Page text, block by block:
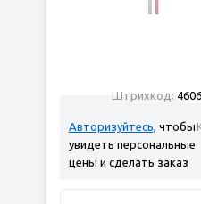
Штрихкод:
Авторизуйтесь, чтобы
увидеть персональные
цены и сделать заказ